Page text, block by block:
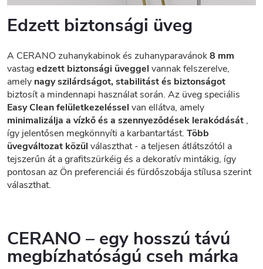
Edzett biztonsági üveg
A CERANO zuhanykabinok és zuhanyparavánok8 mm
vastagedzett biztonsági üveggel vannak felszerelve,
amely nagy szilárdságot, stabilitást és biztonságot
biztosít a mindennapi használat során. Az üveg speciális
Easy Clean felületkezeléssel van ellátva, amely
minimalizálja a vízkő és a szennyeződések lerakódását ,
így jelentősen megkönnyíti a karbantartást. Több
üvegváltozat közül választhat - a teljesen átlátszótól a
tejszerűn át a grafitszürkéig és a dekoratív mintákig, így
pontosan az Ön preferenciái és fürdőszobája stílusa szerint
választhat.
CERANO – egy hosszú távú
megbízhatóságú cseh márka